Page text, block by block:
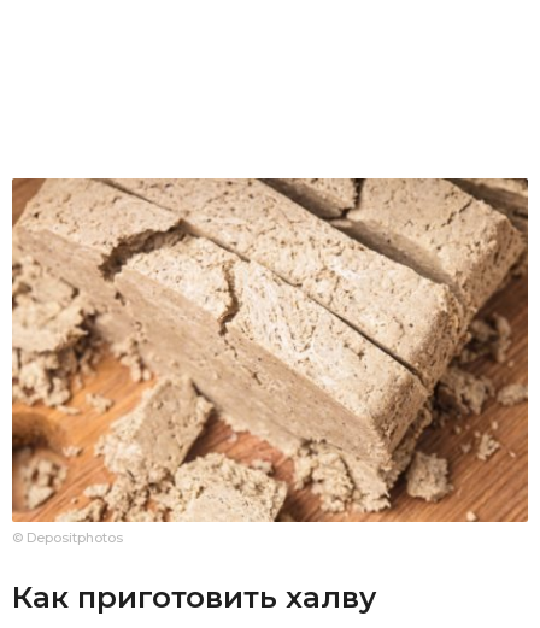
© Depositphotos
Как приготовить халву